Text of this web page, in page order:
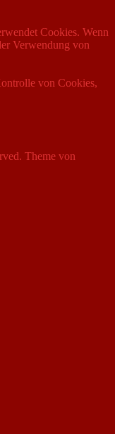
Cookies. Wenn
Verwendung von
von Cookies,
Theme von